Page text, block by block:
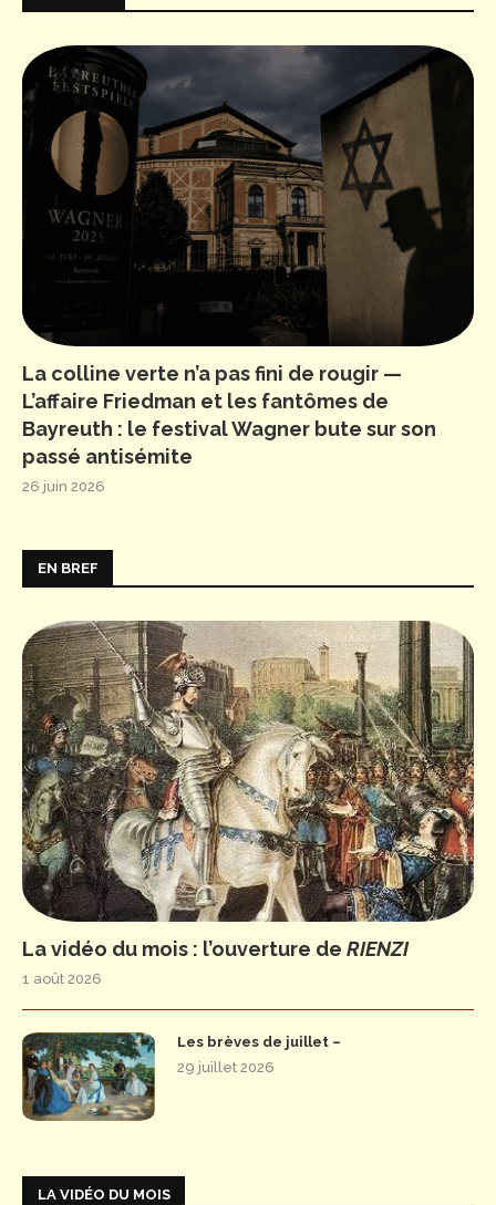
La colline verte n’a pas fini de rougir —
L’affaire Friedman et les fantômes de
Bayreuth : le festival Wagner bute sur son
passé antisémite
26 juin 2026
EN BREF
La vidéo du mois : l’ouverture de RIENZI
1 août 2026
Les brèves de juillet –
29 juillet 2026
LA VIDÉO DU MOIS